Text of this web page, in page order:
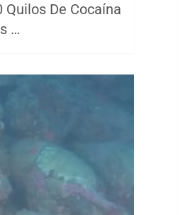
Quilos De Cocaína
…